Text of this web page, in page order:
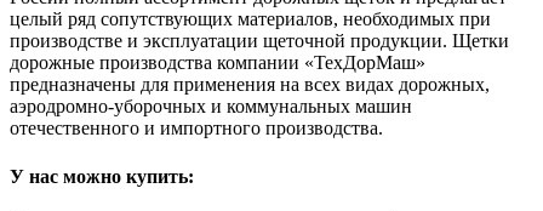
целый ряд сопутствующих материалов, необходимых при
производстве и эксплуатации щеточной продукции. Щетки
дорожные производства компании «ТехДорМаш»
предназначены для применения на всех видах дорожных,
аэродромно-уборочных и коммунальных машин
отечественного и импортного производства.
У нас можно купить: